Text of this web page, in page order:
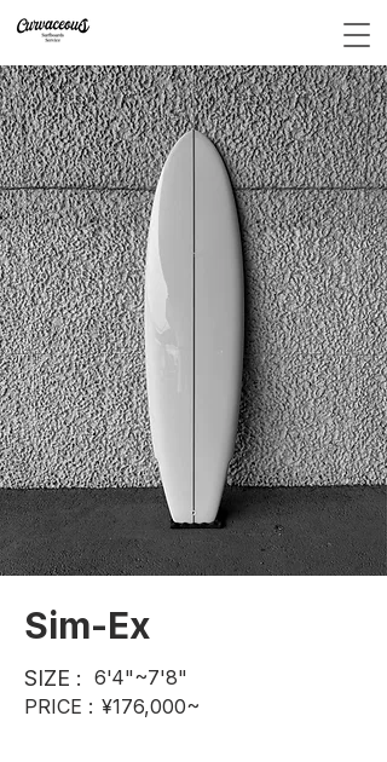
Sim-Ex
SIZE : 6'4"~7'8"
PRICE : ¥176,000~